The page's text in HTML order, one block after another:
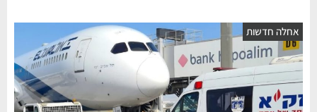
אחלה חדשות